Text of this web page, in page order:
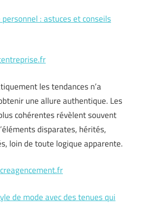
: astuces et conseils
les tendances n’a
une allure authentique. Les
cohérentes révèlent souvent
disparates, hérités,
loin de toute logique apparente.
creagencement.fr
de mode avec des tenues qui